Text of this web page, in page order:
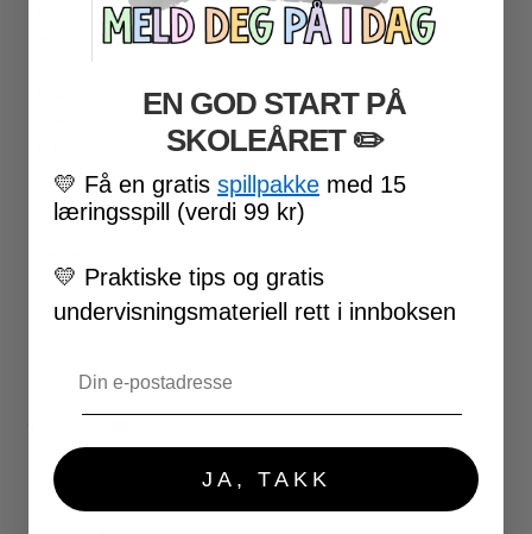
OLYMPISKE LEKER
100 SKOLEDAGER
FØRSKOLE
FOTBALL-VM
FN-DAGEN
HALLOWEEN
UTESKOLE AKTIVITETER
PLANLEGGERE
KLASSEROMSDEKOR
KLASSELEDELSE
EN GOD START PÅ
SKOLEÅRET​ ✏️
💛 Få en gratis spillpakke med 15
læringsspill (verdi 99 kr)
💛 Praktiske tips og gratis
undervisningsmateriell rett i innboksen
JA, TAKK